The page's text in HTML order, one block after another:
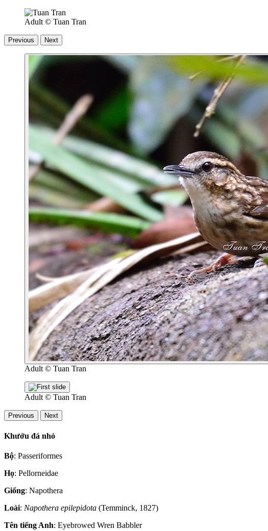
Adult © Tuan Tran
Previous Next
Adult © Tuan Tran
Adult © Tuan Tran
Previous Next
Khướu đá nhỏ
Bộ: Passeriformes
Họ: Pellorneidae
Giống: Napothera
Loài: Napothera epilepidota (Temminck, 1827)
Tên tiếng Anh: Eyebrowed Wren Babbler